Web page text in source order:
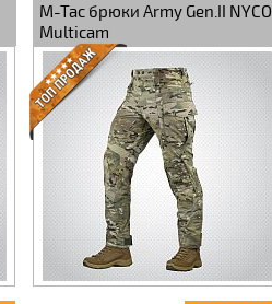
M-Tac брюки Army Gen.II NYCO
Multicam